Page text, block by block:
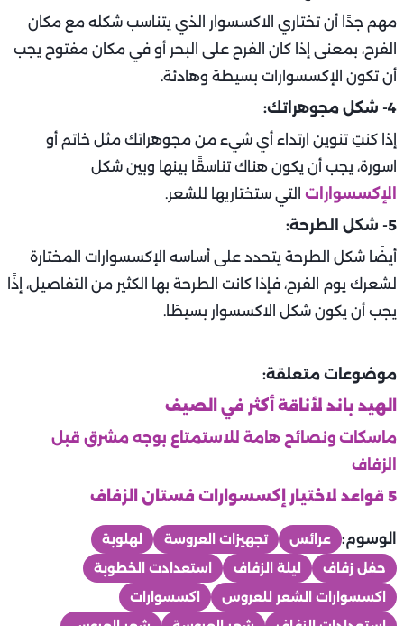
مهم جدًا أن تختاري الاكسسوار الذي يتناسب شكله مع مكان
الفرح، بمعنى إذا كان الفرح على البحر أو في مكان مفتوح يجب
أن تكون الإكسسوارات بسيطة وهادئة.
4- شكل مجوهراتك:
إذا كنتِ تنوين ارتداء أي شيء من مجوهراتك مثل خاتم أو
اسورة، يجب أن يكون هناك تناسقًا بينها وبين شكل
الإكسسوارات التي ستختاريها للشعر.
5- شكل الطرحة:
أيضًا شكل الطرحة يتحدد على أساسه الإكسسوارات المختارة
لشعرك يوم الفرح، فإذا كانت الطرحة بها الكثير من التفاصيل، إذًا
يجب أن يكون شكل الاكسسوار بسيطًا.
موضوعات متعلقة:
الهيد باند لأناقة أكثر في الصيف
ماسكات ونصائح هامة للاستمتاع بوجه مشرق قبل
الزفاف ‏
5 قواعد لاختيار إكسسوارات فستان الزفاف
الوسوم: عرائس تجهيزات العروسة
لهلوبة
حفل زفاف
ليلة الزفاف
استعدادت الخطوبة
اكسسوارات الشعر للعروس
اكسسوارات